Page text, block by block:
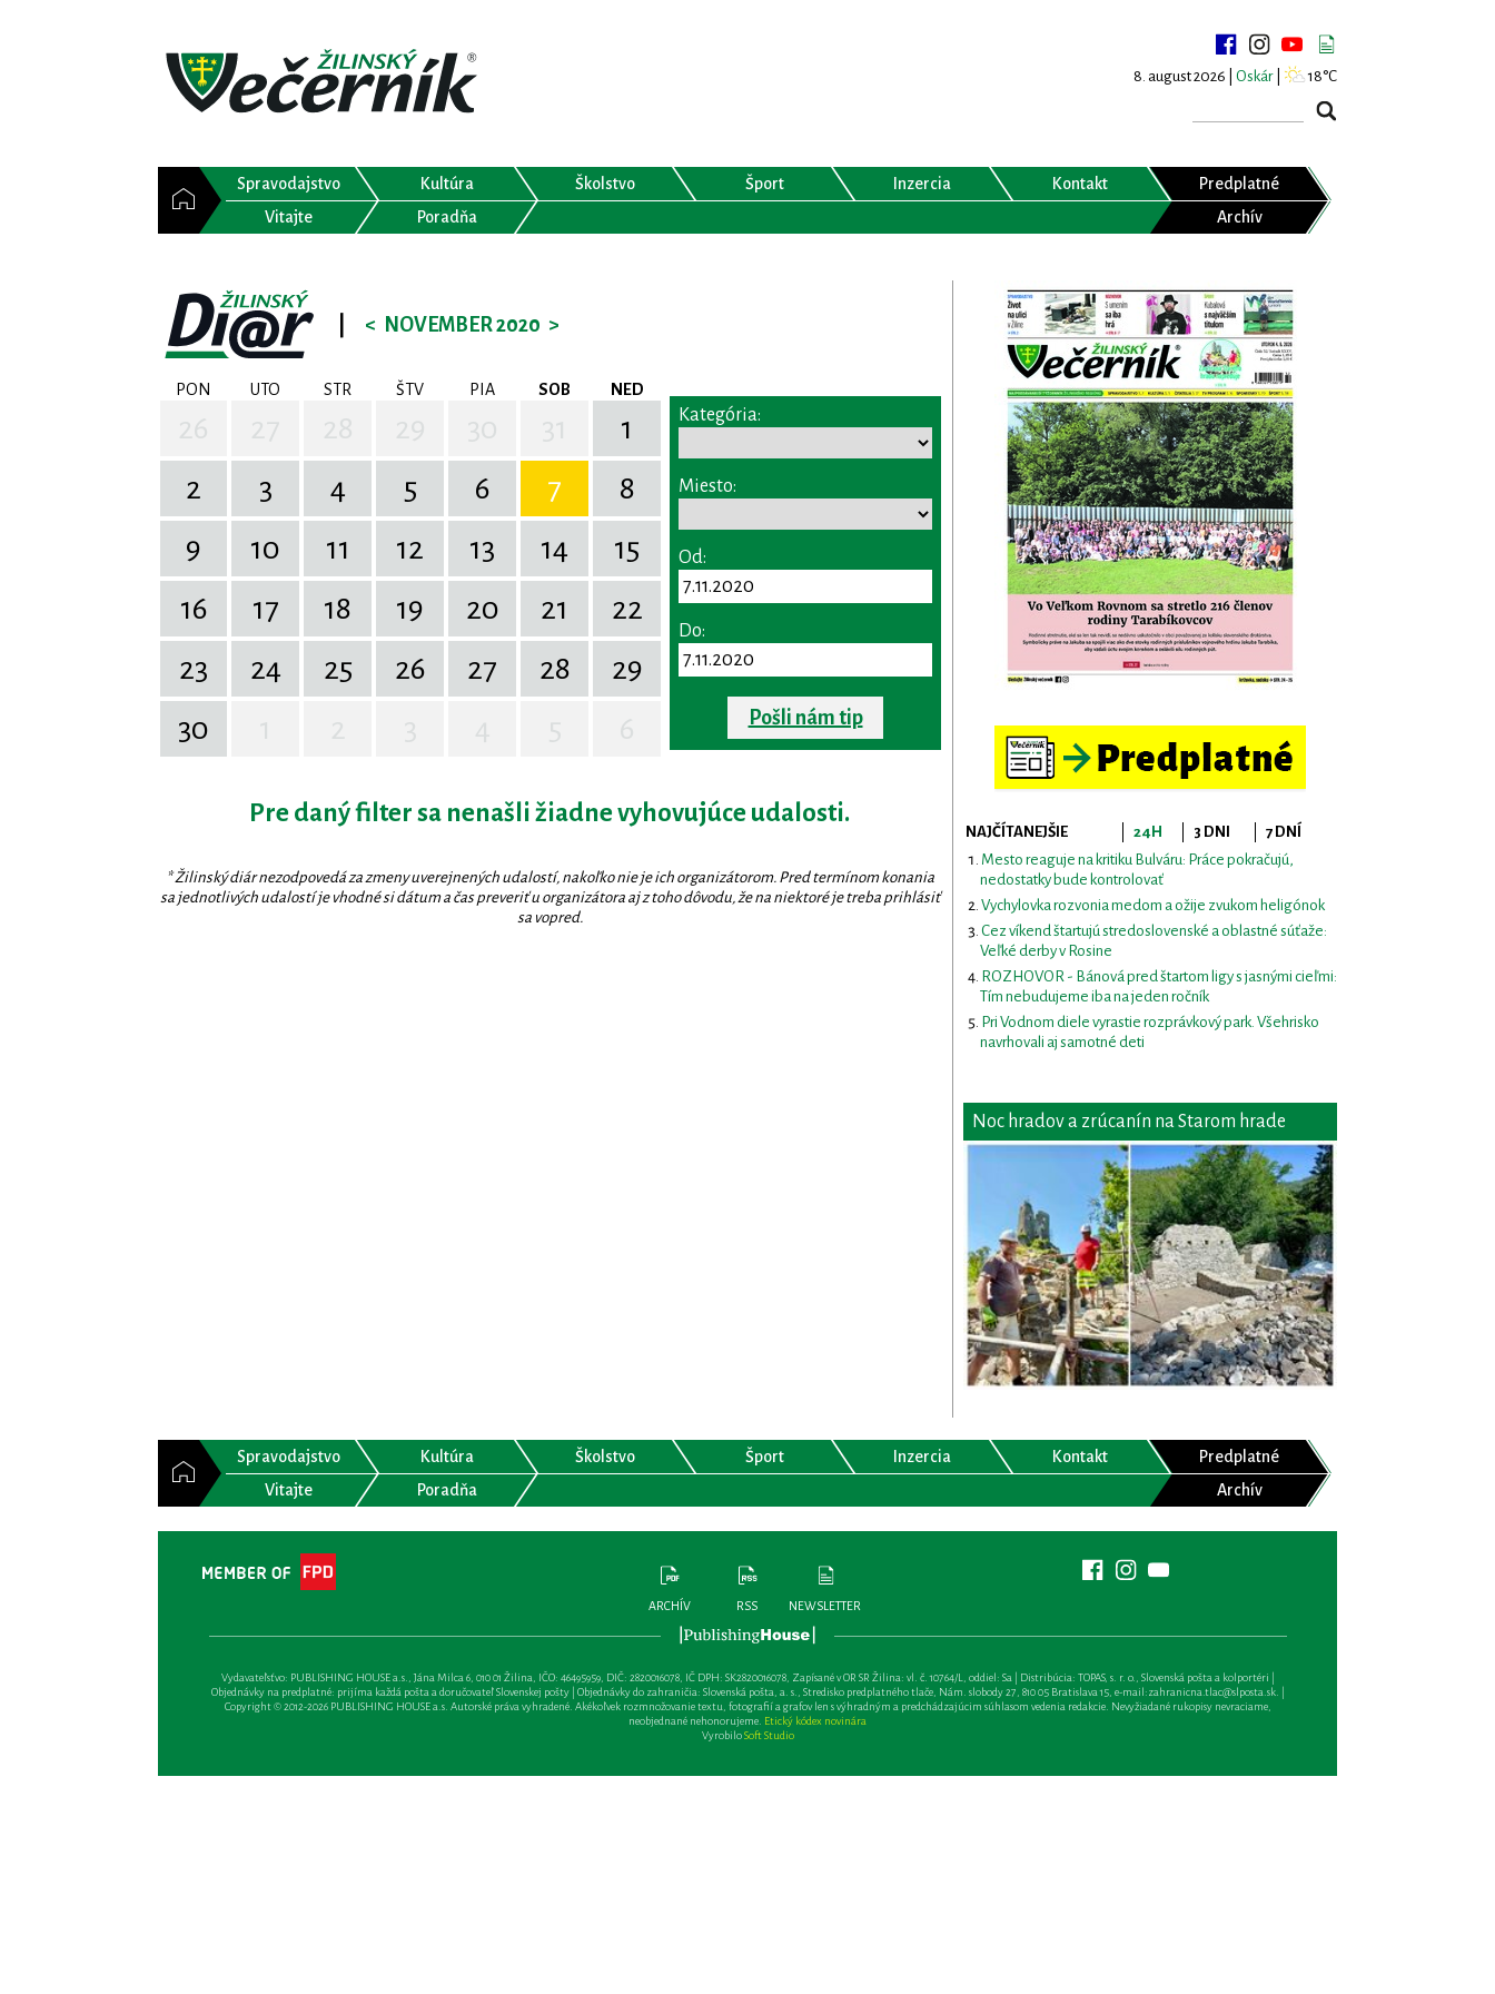
8. august 2026 | Oskár 18°C
Spravodajstvo Kultúra Školstvo Šport Inzercia Kontakt
Predplatné
Vitajte
Poradňa Archív
< NOVEMBER 2020 >
PON UTO STR ŠTV PIA SOB NED
1
2
3 4 5 6 7
8
9
10 11 12 13 14
15
16
17 18 19 20 21
22
23
24 25 26 27 28
29
30
Kategória:
Miesto:
Od:
Do:
Pošli nám tip
Pre daný filter sa nenašli žiadne vyhovujúce udalosti.
* Žilinský diár nezodpovedá za zmeny uverejnených udalostí, nakoľko nie je ich organizátorom. Pred termínom konania
sa jednotlivých udalostí je vhodné si dátum a čas preveriť u organizátora aj z toho dôvodu, že na niektoré je treba prihlásiť
sa vopred.
NAJČÍTANEJŠIE 24H 3 DNI
7 DNÍ
Mesto reaguje na kritiku Bulváru: Práce pokračujú,
nedostatky bude kontrolovať
Vychylovka rozvonia medom a ožije zvukom heligónok
Cez víkend štartujú stredoslovenské a oblastné súťaže:
Veľké derby v Rosine
ROZHOVOR - Bánová pred štartom ligy s jasnými cieľmi:
Tím nebudujeme iba na jeden ročník
Pri Vodnom diele vyrastie rozprávkový park. Všehrisko
navrhovali aj samotné deti
Noc hradov a zrúcanín na Starom hrade
Spravodajstvo Kultúra Školstvo Šport Inzercia Kontakt
Predplatné
Vitajte
Poradňa Archív
ARCHÍV RSS NEWSLETTER
Vydavateľsťvo: PUBLISHING HOUSE a.s., Jána Milca 6, 010 01 Žilina, IČO: 46495959, DIČ: 2820016078, IČ DPH: SK2820016078, Zapísané v OR SR Žilina: vl. č. 10764/L, oddiel: Sa | Distribúcia: TOPAS, s. r. o., Slovenská pošta a kolportéri |
Objednávky na predplatné: prijíma každá pošta a doručovateľ Slovenskej pošty | Objednávky do zahraničia: Slovenská pošta, a. s., Stredisko predplatného tlače, Nám. slobody 27, 810 05 Bratislava 15, e-mail:zahranicna.tlac@slposta.sk. |
Copyright © 2012-2026 PUBLISHING HOUSE a.s. Autorské práva vyhradené. Akékoľvek rozmnožovanie textu, fotografií a grafov len s výhradným a predchádzajúcim súhlasom vedenia redakcie. Nevyžiadané rukopisy nevraciame,
neobjednané nehonorujeme. Etický kódex novinára
VyrobiloSoft Studio